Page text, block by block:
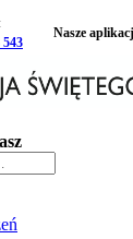
543
Nasze